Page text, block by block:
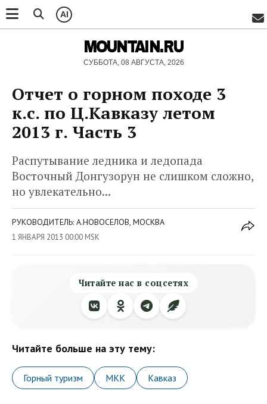
AI
MOUNTAIN.RU
СУББОТА, 08 АВГУСТА, 2026
Отчет о горном походе 3
к.с. по Ц.Кавказу летом
2013 г. Часть 3
Распутывание ледника и ледопада
Восточный Донгузорун не слишком сложно,
но увлекательно...
РУКОВОДИТЕЛЬ: А.НОВОСЕЛОВ, МОСКВА
1 ЯНВАРЯ 2013 00:00 MSK
Читайте нас в соцсетях
Читайте больше на эту тему:
Горный туризм МКК Кавказ